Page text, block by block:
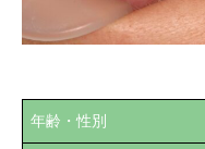
年齢・性別